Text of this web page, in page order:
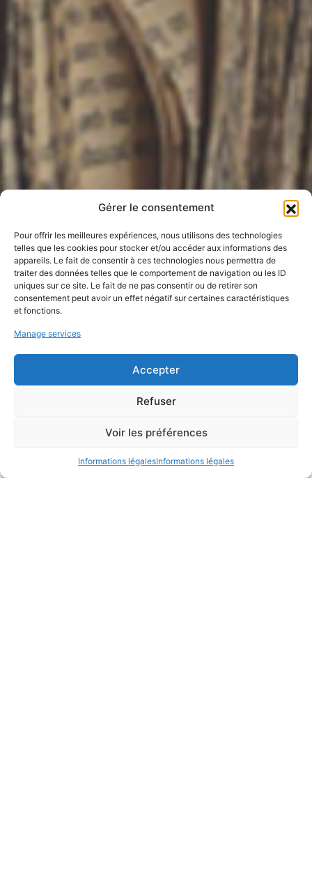
Gérer le consentement
Pour offrir les meilleures expériences, nous utilisons des technologies
telles que les cookies pour stocker et/ou accéder aux informations des
appareils. Le fait de consentir à ces technologies nous permettra de
traiter des données telles que le comportement de navigation ou les ID
uniques sur ce site. Le fait de ne pas consentir ou de retirer son
consentement peut avoir un effet négatif sur certaines caractéristiques
et fonctions.
Manage services
Accepter
Refuser
Voir les préférences
Informations légalesInformations légales
Bâtir en terre, du grain de sable à
l’architecture